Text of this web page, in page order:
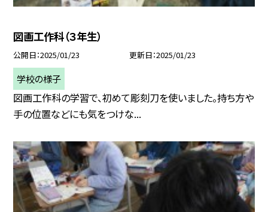
図画工作科（３年生）
公開日 2025/01/23 更新日 2025/01/23
学校の様子
図画工作科の学習で、初めて彫刻刀を使いました。持ち方や
手の位置などにも気をつけな...